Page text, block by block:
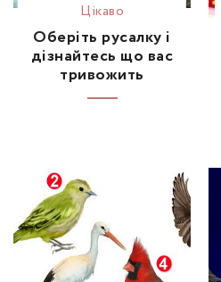
Цікаво
Оберіть русалку і
дізнайтесь що вас
тривожить